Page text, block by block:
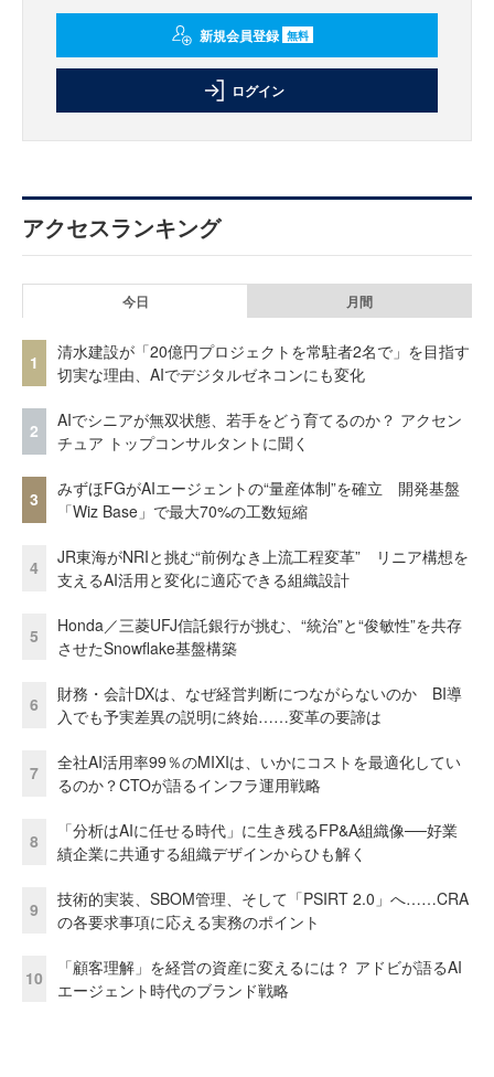
新規会員登録 無料
ログイン
アクセスランキング
今日 月間
1
清水建設が「20億円プロジェクトを常駐者2名で」を目指す
切実な理由、AIでデジタルゼネコンにも変化
2
AIでシニアが無双状態、若手をどう育てるのか？ アクセン
チュア トップコンサルタントに聞く
3
みずほFGがAIエージェントの“量産体制”を確立 開発基盤
「Wiz Base」で最大70%の工数短縮
4
JR東海がNRIと挑む“前例なき上流工程変革” リニア構想を
支えるAI活用と変化に適応できる組織設計
5
Honda／三菱UFJ信託銀行が挑む、“統治”と“俊敏性”を共存
させたSnowflake基盤構築
6
財務・会計DXは、なぜ経営判断につながらないのか BI導
入でも予実差異の説明に終始……変革の要諦は
7
全社AI活用率99％のMIXIは、いかにコストを最適化してい
るのか？CTOが語るインフラ運用戦略
8
「分析はAIに任せる時代」に生き残るFP&A組織像──好業
績企業に共通する組織デザインからひも解く
9
技術的実装、SBOM管理、そして「PSIRT 2.0」へ……CRA
の各要求事項に応える実務のポイント
10
「顧客理解」を経営の資産に変えるには？ アドビが語るAI
エージェント時代のブランド戦略